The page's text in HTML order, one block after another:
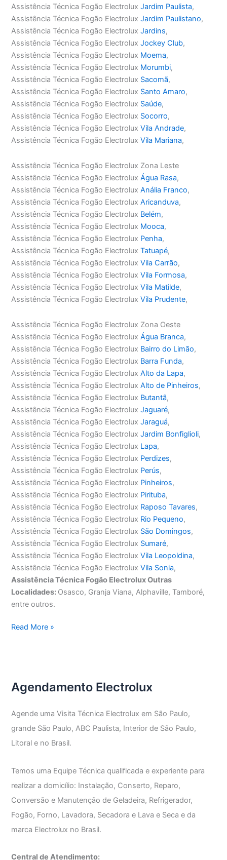
Assistência Técnica Fogão ElectroluxJardim Paulista,
Assistência Técnica Fogão ElectroluxJardim Paulistano,
Assistência Técnica Fogão ElectroluxJardins,
Assistência Técnica Fogão ElectroluxJockey Club,
Assistência Técnica Fogão Electrolux Moema,
Assistência Técnica Fogão Electrolux Morumbi,
Assistência Técnica Fogão Electrolux Sacomã,
Assistência Técnica Fogão Electrolux Santo Amaro,
Assistência Técnica Fogão Electrolux Saúde,
Assistência Técnica Fogão Electrolux Socorro,
Assistência Técnica Fogão ElectroluxVila Andrade,
Assistência Técnica Fogão ElectroluxVila Mariana,
Assistência Técnica Fogão Electrolux Zona Leste
Assistência Técnica Fogão ElectroluxÁgua Rasa,
Assistência Técnica Fogão ElectroluxAnália Franco,
Assistência Técnica Fogão ElectroluxAricanduva,
Assistência Técnica Fogão Electrolux Belém,
Assistência Técnica Fogão Electrolux Mooca,
Assistência Técnica Fogão Electrolux Penha,
Assistência Técnica Fogão ElectroluxTatuapé,
Assistência Técnica Fogão ElectroluxVila Carrão,
Assistência Técnica Fogão ElectroluxVila Formosa,
Assistência Técnica Fogão ElectroluxVila Matilde,
Assistência Técnica Fogão ElectroluxVila Prudente,
Assistência Técnica Fogão Electrolux Zona Oeste
Assistência Técnica Fogão ElectroluxÁgua Branca,
Assistência Técnica Fogão Electrolux Bairro do Limão,
Assistência Técnica Fogão Electrolux Barra Funda,
Assistência Técnica Fogão ElectroluxAlto da Lapa,
Assistência Técnica Fogão ElectroluxAlto de Pinheiros,
Assistência Técnica Fogão Electrolux Butantã,
Assistência Técnica Fogão ElectroluxJaguaré,
Assistência Técnica Fogão ElectroluxJaraguá,
Assistência Técnica Fogão ElectroluxJardim Bonfiglioli,
Assistência Técnica Fogão Electrolux Lapa,
Assistência Técnica Fogão Electrolux Perdizes,
Assistência Técnica Fogão Electrolux Perús,
Assistência Técnica Fogão Electrolux Pinheiros,
Assistência Técnica Fogão Electrolux Pirituba,
Assistência Técnica Fogão Electrolux Raposo Tavares,
Assistência Técnica Fogão Electrolux Rio Pequeno,
Assistência Técnica Fogão Electrolux São Domingos,
Assistência Técnica Fogão Electrolux Sumaré,
Assistência Técnica Fogão ElectroluxVila Leopoldina,
Assistência Técnica Fogão ElectroluxVila Sonia,
Assistência Técnica Fogão Electrolux Outras
Localidades: Osasco, Granja Viana, Alphaville, Tamboré,
entre outros.
Assistência
Read More »
Agendamento Electrolux
Agende uma Visita Técnica Electrolux em São Paulo,
grande São Paulo, ABC Paulista, Interior de São Paulo,
Litoral e no Brasil.
Temos uma Equipe Técnica qualificada e experiente para
realizar a domicílio: Instalação, Conserto, Reparo,
Conversão e Manutenção de Geladeira, Refrigerador,
Fogão, Forno, Lavadora, Secadora e Lava e Seca e da
marca Electrolux no Brasil.
Central de Atendimento: